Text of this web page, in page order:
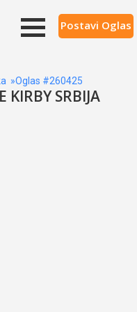
Postavi Oglas
»Oglas #260425
KIRBY SRBIJA